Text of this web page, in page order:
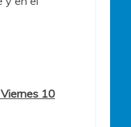
10